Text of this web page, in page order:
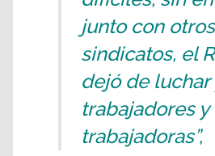
junto con otros
sindicatos, el
dejó de luchar
trabajadores y
trabajadoras”,